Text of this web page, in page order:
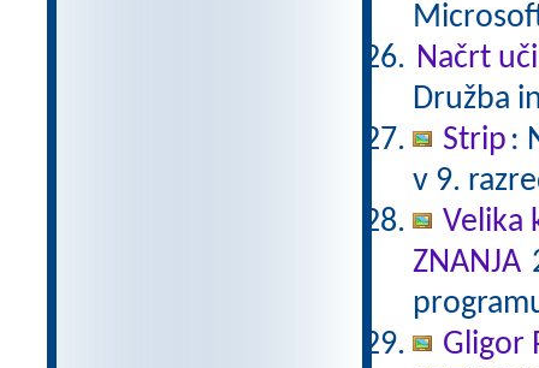
Načrt
Družba
Strip :
v 9.
Velika
ZNANJA
Gligor